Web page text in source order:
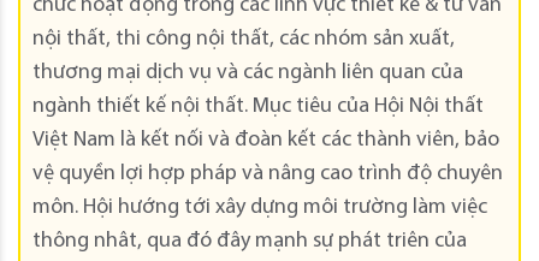
chức hoạt động trong các lĩnh vực thiết kế & tư vấn
nội thất, thi công nội thất, các nhóm sản xuất,
thương mại dịch vụ và các ngành liên quan của
ngành thiết kế nội thất. Mục tiêu của Hội Nội thất
Việt Nam là kết nối và đoàn kết các thành viên, bảo
vệ quyền lợi hợp pháp và nâng cao trình độ chuyên
môn. Hội hướng tới xây dựng môi trường làm việc
thông nhât, qua đó đây mạnh sự phát triên của